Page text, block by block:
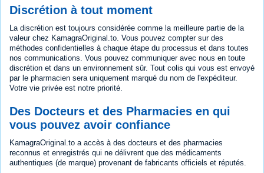
Discrétion à tout moment
La discrétion est toujours considérée comme la meilleure partie de la
valeur chez KamagraOriginal.to. Vous pouvez compter sur des
méthodes confidentielles à chaque étape du processus et dans toutes
nos communications. Vous pouvez communiquer avec nous en toute
discrétion et dans un environnement sûr. Tout colis qui vous est envoyé
par le pharmacien sera uniquement marqué du nom de l'expéditeur.
Votre vie privée est notre priorité.
Des Docteurs et des Pharmacies en qui
vous pouvez avoir confiance
KamagraOriginal.to a accès à des docteurs et des pharmacies
reconnus et enregistrés qui ne délivrent que des médicaments
authentiques (de marque) provenant de fabricants officiels et réputés.